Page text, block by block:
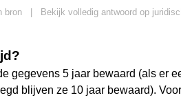
bron Bekijk volledig antwoord op
gegevens 5 jaar bewaard (als er
blijven ze 10 jaar bewaard).